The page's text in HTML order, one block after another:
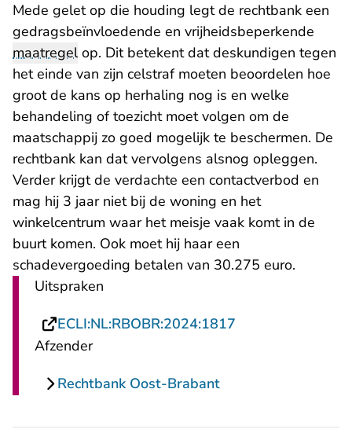
Mede gelet op die houding legt de rechtbank een
gedragsbeïnvloedende en vrijheidsbeperkende
maatregelop. Dit betekent dat deskundigen tegen
het einde van zijn celstraf moeten beoordelen hoe
groot de kans op herhaling nog is en welke
behandeling of toezicht moet volgen om de
maatschappij zo goed mogelijk te beschermen. De
rechtbank kan dat vervolgens alsnog opleggen.
Verder krijgt de verdachte een contactverbod en
mag hij 3 jaar niet bij de woning en het
winkelcentrum waar het meisje vaak komt in de
buurt komen. Ook moet hij haar een
schadevergoeding betalen van 30.275 euro.
Uitspraken
ECLI:NL:RBOBR:2024:1817
Afzender
Rechtbank Oost-Brabant